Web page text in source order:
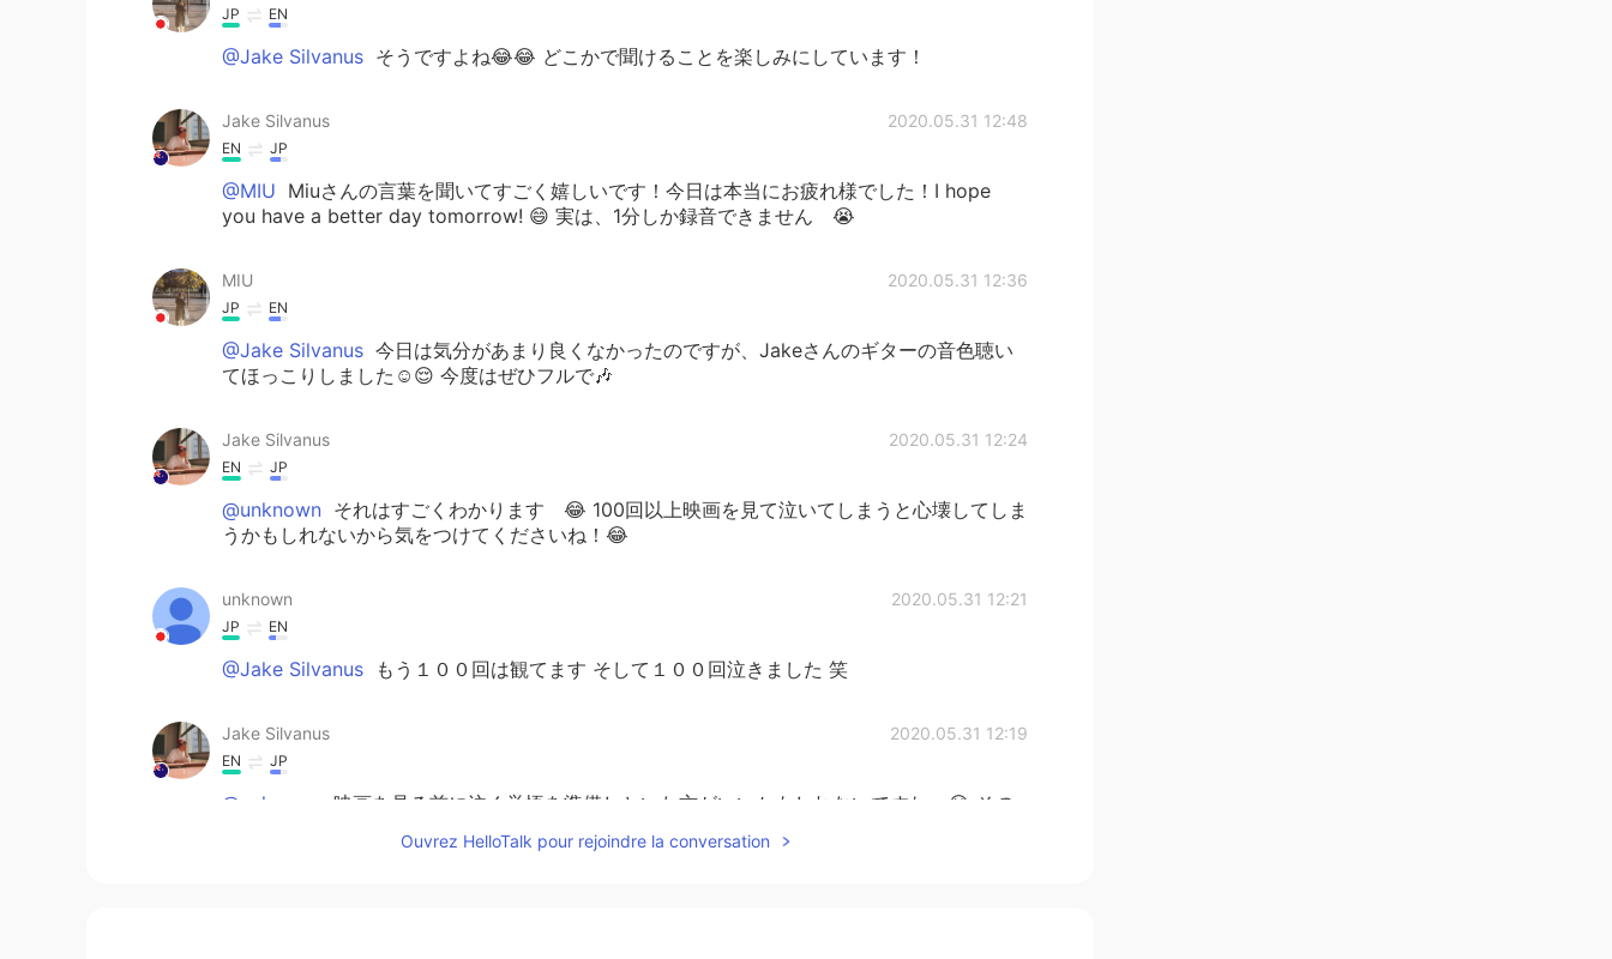
JP EN
@Jake Silvanus そうですよね😂😂 どこかで聞けることを楽しみにしています！
Jake Silvanus 2020.05.31 12:48
EN JP
@MIU Miuさんの言葉を聞いてすごく嬉しいです！今日は本当にお疲れ様でした！I hope
you have a better day tomorrow! 😄 実は、1分しか録音できません 😭
MIU 2020.05.31 12:36
JP EN
@Jake Silvanus 今日は気分があまり良くなかったのですが、Jakeさんのギターの音色聴い
てほっこりしました☺️😌 今度はぜひフルで🎶
Jake Silvanus 2020.05.31 12:24
EN JP
@unknown それはすごくわかります 😂 100回以上映画を見て泣いてしまうと心壊してしま
うかもしれないから気をつけてくださいね！😂
unknown 2020.05.31 12:21
JP EN
@Jake Silvanus もう１００回は観てます そして１００回泣きました 笑
Jake Silvanus 2020.05.31 12:19
EN JP
@unknown
映画を見る前に泣く覚悟を準備しといた方がいいかもしれないですね 😭 その
Ouvrez HelloTalk pour rejoindre la conversation